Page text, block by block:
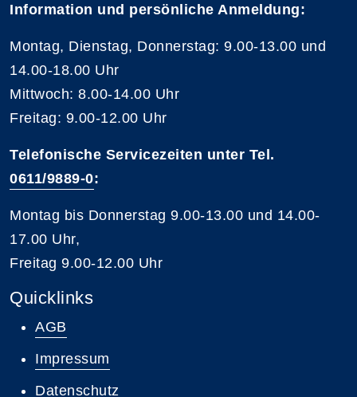
Information und persönliche Anmeldung:
Montag, Dienstag, Donnerstag: 9.00-13.00 und
14.00-18.00 Uhr
Mittwoch: 8.00-14.00 Uhr
Freitag: 9.00-12.00 Uhr
Telefonische Servicezeiten unter Tel.
0611/9889-0:
Montag bis Donnerstag 9.00-13.00 und 14.00-
17.00 Uhr,
Freitag 9.00-12.00 Uhr
Quicklinks
AGB
Impressum
Datenschutz